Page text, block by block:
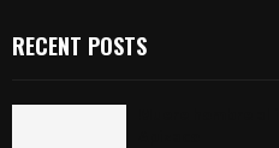
RECENT POSTS